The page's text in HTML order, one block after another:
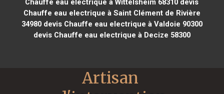
Chauffe eau electrique à Saint Clément de Rivière
34980devis Chauffe eau electrique à Valdoie 90300
devis Chauffe eau electrique à Decize 58300
Artisan